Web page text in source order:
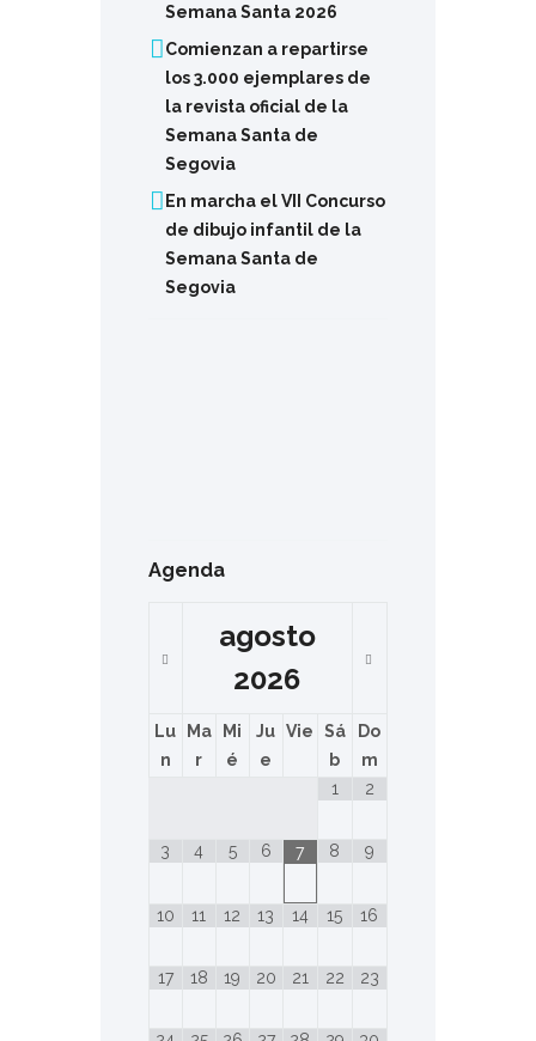
Semana Santa 2026
Comienzan a repartirse
los 3.000 ejemplares de
la revista oficial de la
Semana Santa de
Segovia
En marcha el VII Concurso
de dibujo infantil de la
Semana Santa de
Segovia
Agenda
agosto
2026
Lu
n
Ma
r
Mi
é
Ju
e
Vie
Sá
b
Do
m
1
2
3 4 5 6 7 8 9
10 11 12 13 14 15 16
17 18 19 20 21 22 23